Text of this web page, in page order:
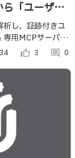
「ユーザー
AIエージェン
し、証跡付きユ
専用MCPサーバー
ータ基盤です。
thumb_up_alt 3 comment 0